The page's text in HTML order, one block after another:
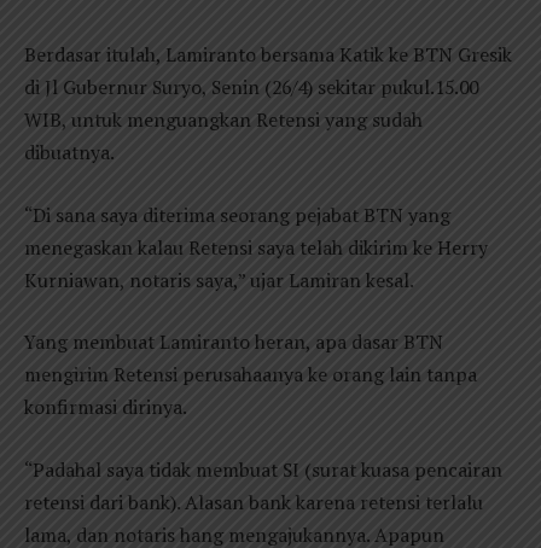
Berdasar itulah, Lamiranto bersama Katik ke BTN Gresik
di Jl Gubernur Suryo, Senin (26/4) sekitar pukul.15.00
WIB, untuk menguangkan Retensi yang sudah
dibuatnya.
“Di sana saya diterima seorang pejabat BTN yang
menegaskan kalau Retensi saya telah dikirim ke Herry
Kurniawan, notaris saya,” ujar Lamiran kesal.
Yang membuat Lamiranto heran, apa dasar BTN
mengirim Retensi perusahaanya ke orang lain tanpa
konfirmasi dirinya.
“Padahal saya tidak membuat SI (surat kuasa pencairan
retensi dari bank). Alasan bank karena retensi terlalu
lama, dan notaris hang mengajukannya. Apapun